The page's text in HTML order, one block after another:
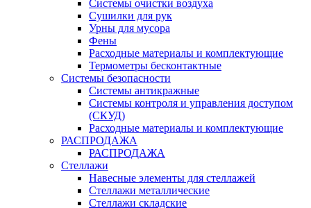
Системы очистки воздуха
Сушилки для рук
Урны для мусора
Фены
Расходные материалы и комплектующие
Термометры бесконтактные
Системы безопасности
Системы антикражные
Системы контроля и управления доступом
(СКУД)
Расходные материалы и комплектующие
РАСПРОДАЖА
РАСПРОДАЖА
Стеллажи
Навесные элементы для стеллажей
Стеллажи металлические
Стеллажи складские